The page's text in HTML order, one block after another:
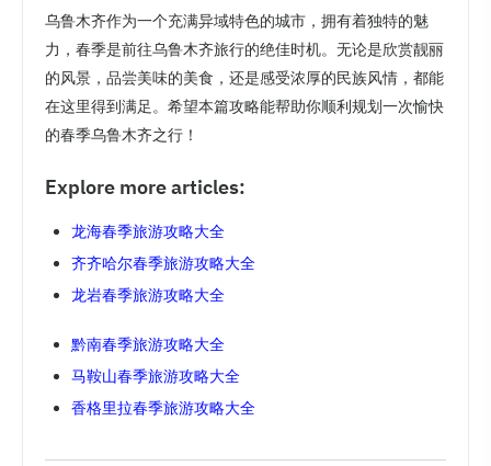
乌鲁木齐作为一个充满异域特色的城市，拥有着独特的魅
力，春季是前往乌鲁木齐旅行的绝佳时机。无论是欣赏靓丽
的风景，品尝美味的美食，还是感受浓厚的民族风情，都能
在这里得到满足。希望本篇攻略能帮助你顺利规划一次愉快
的春季乌鲁木齐之行！
Explore more articles:
龙海春季旅游攻略大全
齐齐哈尔春季旅游攻略大全
龙岩春季旅游攻略大全
黔南春季旅游攻略大全
马鞍山春季旅游攻略大全
香格里拉春季旅游攻略大全